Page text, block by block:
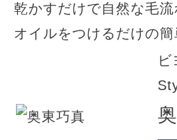
乾かすだけで自然な毛流
オイルをつけるだけの簡
ビ